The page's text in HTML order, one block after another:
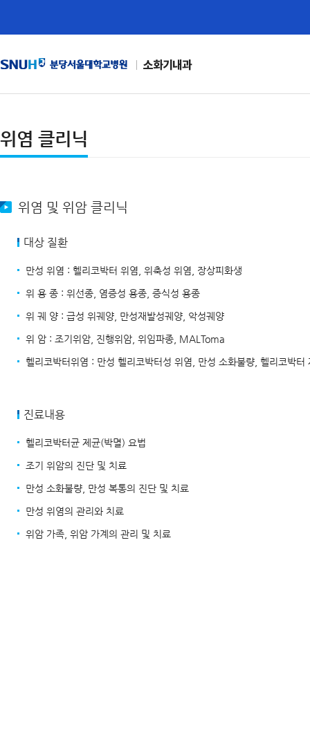
소화기내과
위염 클리닉
위염 및 위암 클리닉
대상 질환
만성 위염 : 헬리코박터 위염, 위축성 위염, 장상피화생
위 용 종 : 위선종, 염증성 용종, 증식성 용종
위 궤 양 : 급성 위궤양, 만성재발성궤양, 악성궤양
위 암 : 조기위암, 진행위암, 위임파종, MALToma
헬리코박터위염 : 만성 헬리코박터성 위염, 만성 소화불량, 헬리코박터
진료내용
헬리코박터균 제균(박멸) 요법
조기 위암의 진단 및 치료
만성 소화불량, 만성 복통의 진단 및 치료
만성 위염의 관리와 치료
위암 가족, 위암 가계의 관리 및 치료